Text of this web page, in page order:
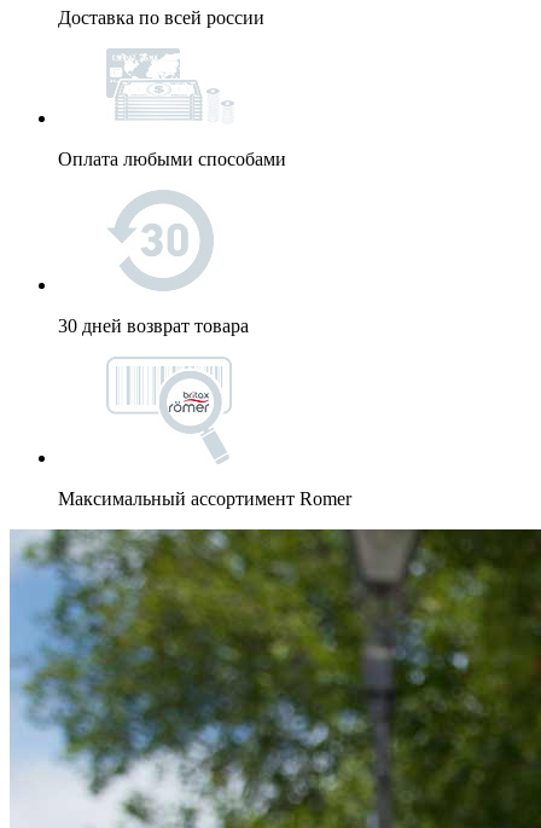
Доставка по всей россии
Оплата любыми способами
30 дней возврат товара
Максимальный ассортимент Romer